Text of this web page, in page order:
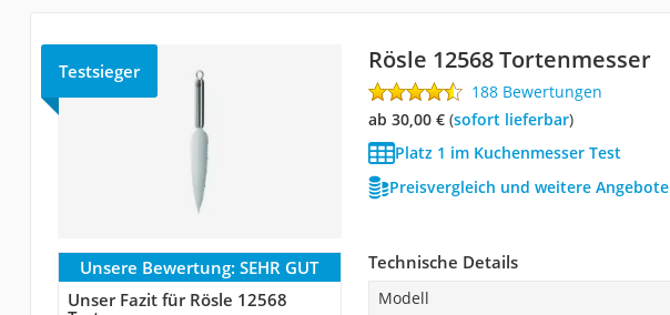
Testsieger Rösle 12568 Tortenmesser
188 Bewertungen
ab 30,00 €( Sofort lieferbar)
Platz 1 im Kuchenmesser Test
Preisvergleich und weitere Angebote
Unsere Bewertung: SEHR GUT
Unser Fazit für Rösle 12568
Technische Details
Modell